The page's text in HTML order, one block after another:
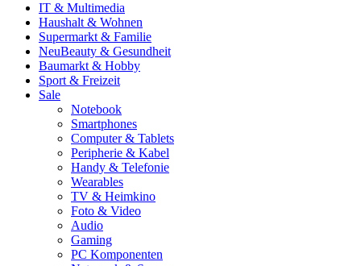
IT & Multimedia
Haushalt & Wohnen
Supermarkt & Familie
NeuBeauty & Gesundheit
Baumarkt & Hobby
Sport & Freizeit
Sale
Notebook
Smartphones
Computer & Tablets
Peripherie & Kabel
Handy & Telefonie
Wearables
TV & Heimkino
Foto & Video
Audio
Gaming
PC Komponenten